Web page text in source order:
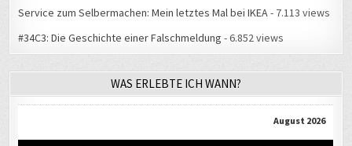
Service zum Selbermachen: Mein letztes Mal bei IKEA- 7.113 views
#34C3: Die Geschichte einer Falschmeldung - 6.852 views
WAS ERLEBTE ICH WANN?
August 2026